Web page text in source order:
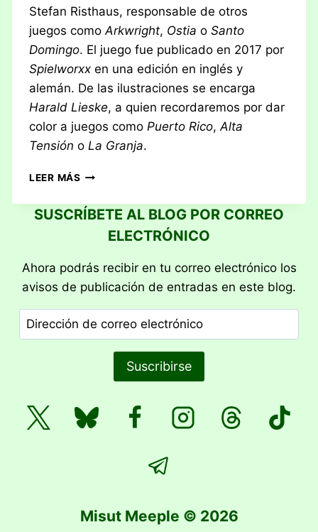
Stefan Risthaus, responsable de otros
juegos comoArkwright, Ostia oSanto
Domingo. El juego fue publicado en 2017 por
Spielworxx en una edición en inglés y
alemán. De las ilustraciones se encarga
Harald Lieske, a quien recordaremos por dar
color a juegos como Puerto Rico,Alta
Tensión o La Granja.
LEER MÁS RESEÑA:
SUSCRÍBETE AL BLOG POR CORREO
ELECTRÓNICO
Ahora podrás recibir en tu correo electrónico los
avisos de publicación de entradas en este blog.
Dirección
de
Suscribirse
Misut Meeple © 2026